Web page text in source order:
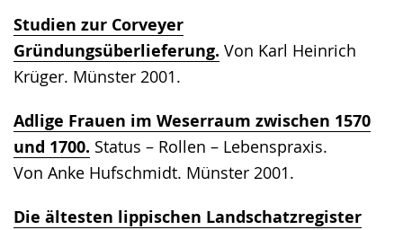
Studien zur Corveyer
Gründungsüberlieferung. Von Karl Heinrich
Krüger. Münster 2001.
Adlige Frauen im Weserraum zwischen 1570
und 1700. Status – Rollen – Lebenspraxis.
Von Anke Hufschmidt. Münster 2001.
Die ältesten lippischen Landschatzregister